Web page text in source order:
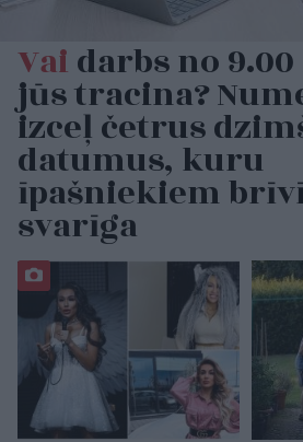
Vaidarbs no 9.00
jūs tracina?
izceļ četrus
datumus, kuru
īpašniekiem
svarīga